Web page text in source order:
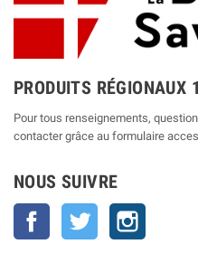
PRODUITS RÉGIONAUX
Pour tous renseignements,
contacter grâce au formulaire
NOUS SUIVRE
Facebook Twitter